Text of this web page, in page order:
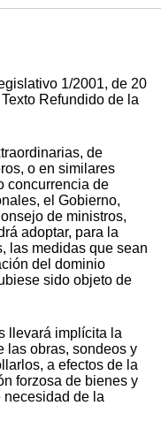
1/2001, de 20
Refundido de la
de
o en similares
concurrencia de
el Gobierno,
de ministros,
adoptar, para la
las medidas que sean
del dominio
sido objeto de
llevará implícita la
las obras, sondeos y
a efectos de la
forzosa de bienes y
necesidad de la